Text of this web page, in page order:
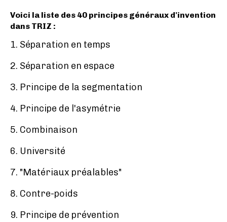
Voici la liste des 40 principes généraux d'invention
dans TRIZ :
1. Séparation en temps
2. Séparation en espace
3. Principe de la segmentation
4. Principe de l'asymétrie
5. Combinaison
6. Université
7. "Matériaux préalables"
8. Contre-poids
9. Principe de prévention